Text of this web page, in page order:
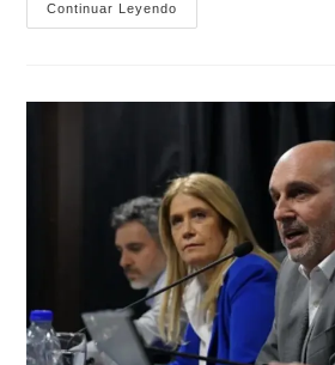
Continuar Leyendo
Magario:
Financiamiento
2026
En
Diputado
BA»